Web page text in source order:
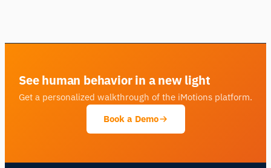
See human behavior in a new light
Get a personalized walkthrough of the iMotions platform.
Book a Demo